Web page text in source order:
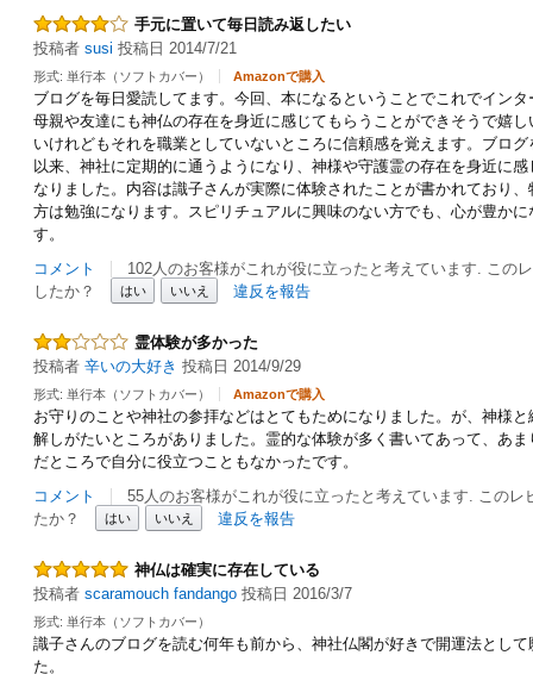
手元に置いて毎日読み返したい
投稿者 susi 投稿日 2014/7/21
形式: 単行本（ソフトカバー） Amazonで購入
ブログを毎日愛読してます。今回、本になるということでこれでイン
母親や友達にも神仏の存在を身近に感じてもらうことができそうで嬉
いけれどもそれを職業としていないところに信頼感を覚えます。ブロ
以来、神社に定期的に通うようになり、神様や守護霊の存在を身近に
なりました。内容は識子さんが実際に体験されたことが書かれており
方は勉強になります。スピリチュアルに興味のない方でも、心が豊か
す。
コメント
102人のお客様がこれが役に立ったと考えています. この
したか？
はい いいえ 違反を報告
霊体験が多かった
投稿者 辛いの大好き 投稿日 2014/9/29
形式: 単行本（ソフトカバー） Amazonで購入
お守りのことや神社の参拝などはとてもためになりました。が、神様
解しがたいところがありました。霊的な体験が多く書いてあって、あ
だところで自分に役立つこともなかったです。
コメント
55人のお客様がこれが役に立ったと考えています. このレ
たか？
はい いいえ 違反を報告
神仏は確実に存在している
投稿者 scaramouch fandango 投稿日 2016/3/7
形式: 単行本（ソフトカバー）
識子さんのブログを読む何年も前から、神社仏閣が好きで開運法とし
た。